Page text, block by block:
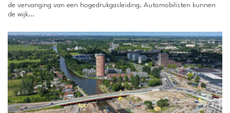
de vervanging van een hogedrukgasleiding. Automobilisten kunnen
de wijk...